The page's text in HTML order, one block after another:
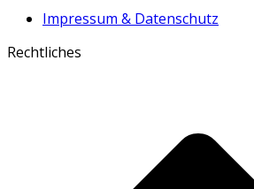
Impressum & Datenschutz
Rechtliches